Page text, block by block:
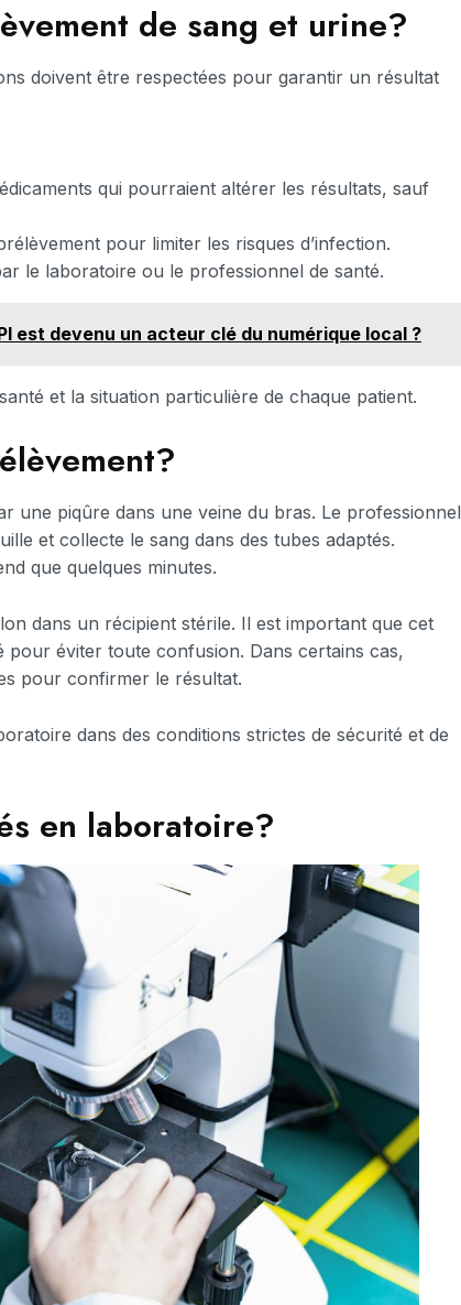
de sang et urine?
doivent être respectées pour garantir un résultat
qui pourraient altérer les résultats, sauf
pour limiter les risques d’infection.
le laboratoire ou le professionnel de santé.
est devenu un acteur clé du numérique local ?
et la situation particulière de chaque patient.
une piqûre dans une veine du bras. Le professionnel
et collecte le sang dans des tubes adaptés.
que quelques minutes.
dans un récipient stérile. Il est important que cet
éviter toute confusion. Dans certains cas,
pour confirmer le résultat.
dans des conditions strictes de sécurité et de
en laboratoire?